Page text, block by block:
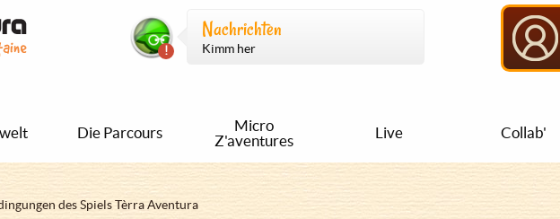
Nachrichten
Kimm her
Die Parcours
Micro
Z'aventures
Live Collab'
des Spiels Tèrra Aventura